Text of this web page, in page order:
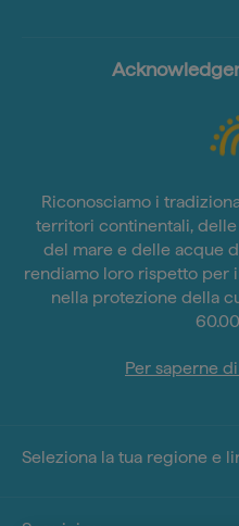
Riconosciamo i
territori continentali,
del mare e delle acque
rendiamo loro rispetto per
nella protezione della
Per saperne
Seleziona la tua regione e